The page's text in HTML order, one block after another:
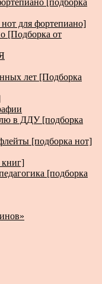
[подборка
для фортепиано]
[Подборка от
лет [Подборка
в ДДУ [подборка
[подборка нот]
книг]
[подборка